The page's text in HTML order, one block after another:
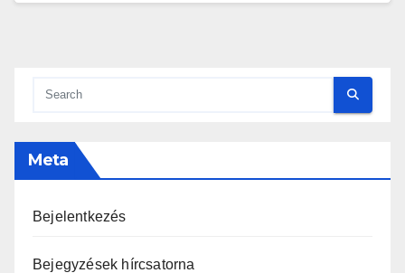
Meta
Bejelentkezés
Bejegyzések hírcsatorna